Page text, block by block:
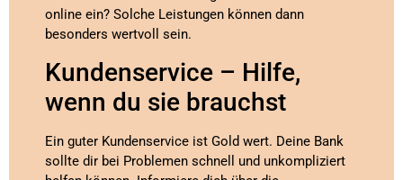
online ein? Solche Leistungen können dann
besonders wertvoll sein.
Kundenservice – Hilfe,
wenn du sie brauchst
Ein guter Kundenservice ist Gold wert. Deine Bank
sollte dir bei Problemen schnell und unkompliziert